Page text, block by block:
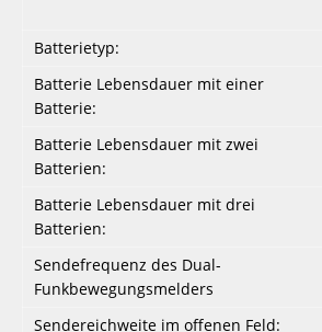
Batterietyp:
Batterie Lebensdauer mit einer
Batterie:
Batterie Lebensdauer mit zwei
Batterien:
Batterie Lebensdauer mit drei
Batterien:
Sendefrequenz des Dual-
Funkbewegungsmelders
Sendereichweite im offenen Feld: